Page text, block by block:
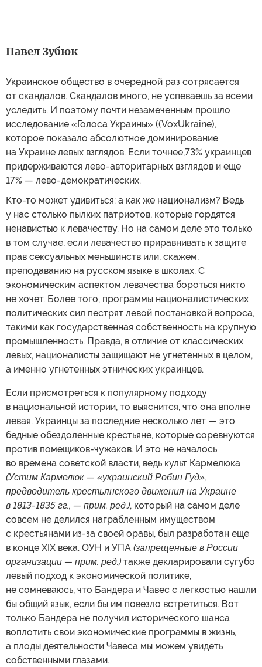
Павел Зубюк
Украинское общество в очередной раз сотрясается
от скандалов. Скандалов много, не успеваешь за всеми
уследить. И поэтому почти незамеченным прошло
исследование «Голоса Украины» ((VoxUkraine),
которое показало абсолютное доминирование
на Украине левых взглядов. Если точнее,73% украинцев
придерживаются лево-авторитарных взглядов и еще
17% — лево-демократических.
Кто-то может удивиться: а как же национализм? Ведь
у нас столько пылких патриотов, которые гордятся
ненавистью к левачеству. Но на самом деле это только
в том случае, если левачество приравнивать к защите
прав сексуальных меньшинств или, скажем,
преподаванию на русском языке в школах. С
экономическим аспектом левачества бороться никто
не хочет. Более того, программы националистических
политических сил пестрят левой постановкой вопроса,
такими как государственная собственность на крупную
промышленность. Правда, в отличие от классических
левых, националисты защищают не угнетенных в целом,
а именно угнетенных этнических украинцев.
Если присмотреться к популярному подходу
в национальной истории, то выяснится, что она вполне
левая. Украинцы за последние несколько лет — это
бедные обездоленные крестьяне, которые соревнуются
против помещиков-чужаков. И это не началось
во времена советской власти, ведь культ Кармелюка
(Устим Кармелюк — «украинский Робин Гуд»,
предводитель крестьянского движения на Украине
в 1813-1835 гг., — прим. ред.), который на самом деле
совсем не делился награбленным имуществом
с крестьянами из-за своей оравы, был разработан еще
в конце XIX века. ОУН и УПА (запрещенные в России
организации — прим. ред.) также декларировали сугубо
левый подход к экономической политике,
не сомневаюсь, что Бандера и Чавес с легкостью нашли
бы общий язык, если бы им повезло встретиться. Вот
только Бандера не получил исторического шанса
воплотить свои экономические программы в жизнь,
а плоды деятельности Чавеса мы можем увидеть
собственными глазами.